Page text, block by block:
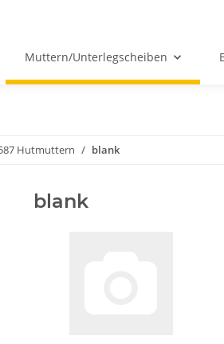
Muttern/Unterlegscheiben
Hutmuttern blank
blank